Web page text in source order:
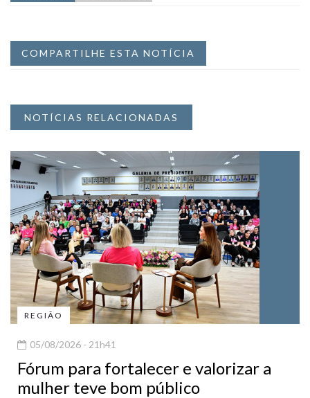
COMPARTILHE ESTA NOTÍCIA
NOTÍCIAS RELACIONADAS
REGIÃO
05/08/2026 - 21h41
Fórum para fortalecer e valorizar a
mulher teve bom público